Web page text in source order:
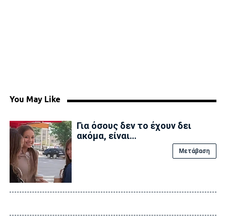
You May Like
Για όσους δεν το έχουν δει
ακόμα, είναι…
Μετάβαση